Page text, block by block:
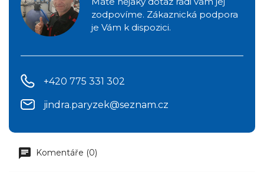
zodpovíme. Zákaznická podpora
je Vám k dispozici.
+420 775 331 302
jindra.paryzek@seznam.cz
Komentáře (0)